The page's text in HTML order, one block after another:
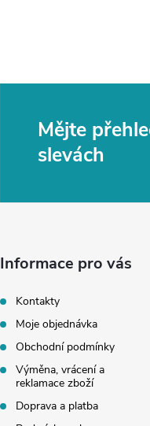
Mějte
slevách
Informace pro vás
Kontakty
Moje objednávka
Obchodní podmínky
Výměna, vrácení a
reklamace zboží
Doprava a platba